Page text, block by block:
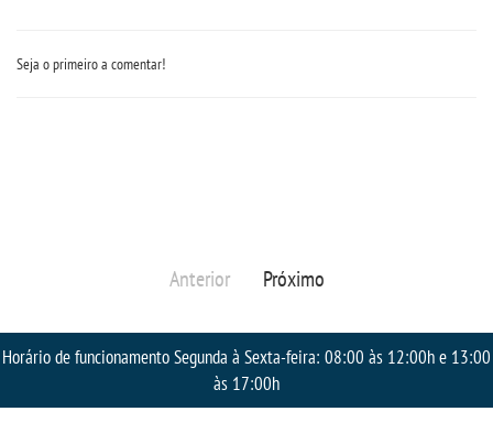
RELATOS
UNIESP
Seja o primeiro a comentar!
Anterior Próximo
Horário de funcionamento Segunda à Sexta-feira: 08:00 às 12:00h e 13:00
às 17:00h